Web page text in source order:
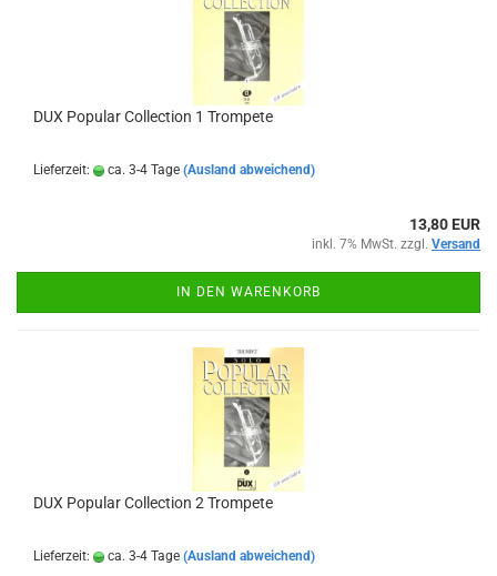
DUX Popular Collection 1 Trompete
Lieferzeit: ca. 3-4 Tage (Ausland abweichend)
13,80 EUR
inkl. 7% MwSt. zzgl. Versand
IN DEN WARENKORB
DUX Popular Collection 2 Trompete
Lieferzeit: ca. 3-4 Tage (Ausland abweichend)